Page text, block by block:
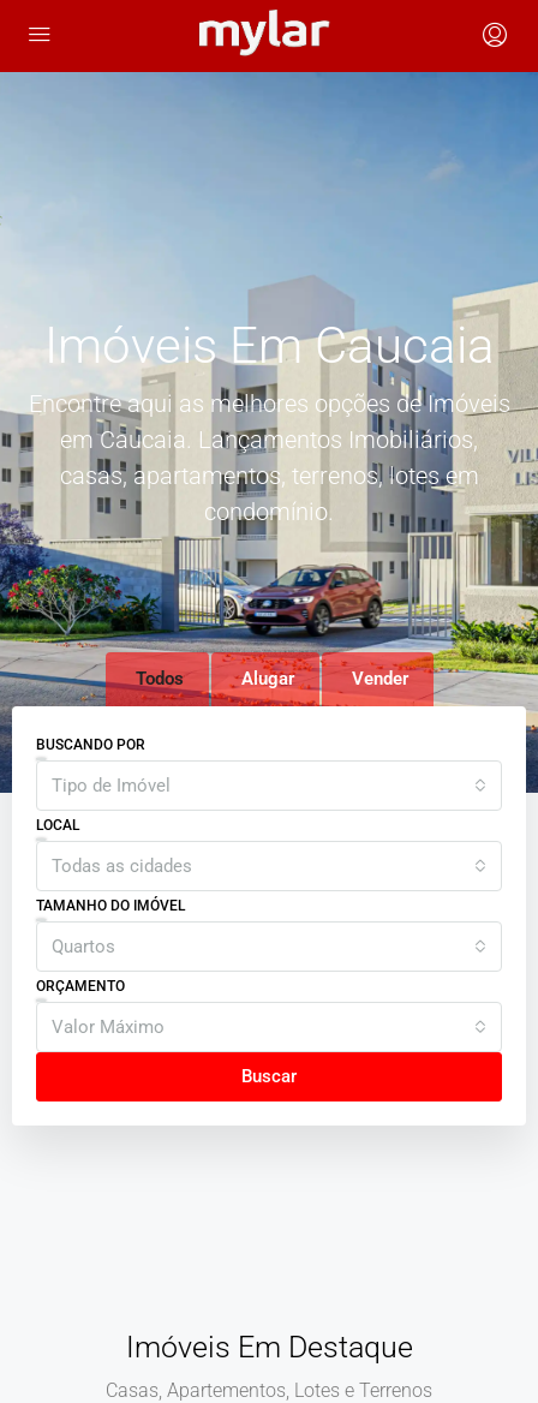
Imóveis Em Caucaia
Encontre aqui as melhores opções de Imóveis
em Caucaia. Lançamentos Imobiliários,
casas, apartamentos, terrenos, lotes em
condomínio.
Todos Alugar Vender
BUSCANDO POR
Tipo de Imóvel
LOCAL
Todas as cidades
TAMANHO DO IMÓVEL
Quartos
ORÇAMENTO
Valor Máximo
Buscar
Imóveis Em Destaque
Casas, Apartementos, Lotes e Terrenos